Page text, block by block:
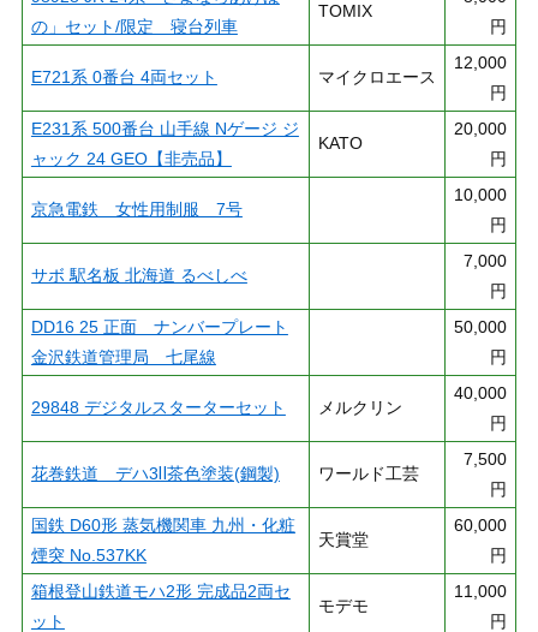
の」セット/限定 寝台列車
TOMIX
円
E721系 0番台 4両セット マイクロエース
12,000
円
E231系 500番台 山手線 Nゲージ ジ
ャック 24 GEO【非売品】
KATO
20,000
円
京急電鉄 女性用制服 7号
10,000
円
サボ 駅名板 北海道 るべしべ
7,000
円
DD16 25 正面 ナンバープレート
金沢鉄道管理局 七尾線
50,000
円
29848 デジタルスターターセット メルクリン
40,000
円
花巻鉄道 デハ3Ⅱ茶色塗装(鋼製) ワールド工芸
7,500
円
国鉄 D60形 蒸気機関車 九州・化粧
煙突 No.537KK
天賞堂
60,000
円
箱根登山鉄道モハ2形 完成品2両セ
ット
モデモ
11,000
円